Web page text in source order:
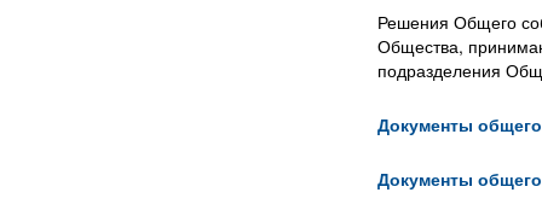
Решения Общего
Общества,
подразделения
Документы
Документы